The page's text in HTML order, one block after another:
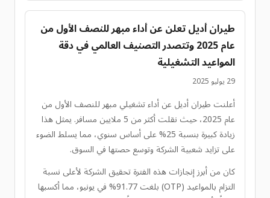
طيران أديل تعلن عن أداء مبهر للنصف الأول من
عام 2025 وتتصدر التصنيف العالمي في دقة
المواعيد التشغيلية
29 يوليو 2025
أعلنت طيران أديل عن أداء تشغيلي مبهر للنصف الأول من
عام 2025، حيث نقلت أكثر من 5 ملايين مسافر. يمثل هذا
زيادة كبيرة بنسبة 25% على أساس سنوي، مما يسلط الضوء
على تزايد شعبية الشركة وتوسع حصتها في السوق.
كان من أبرز إنجازات هذه الفترة تحقيق الشركة لأعلى نسبة
التزام بالمواعيد (OTP) بلغت 91.77% في يونيو، مما أكسبها